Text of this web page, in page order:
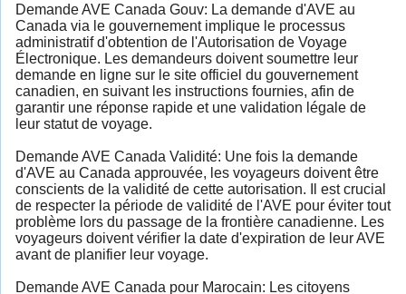
Demande AVE Canada Gouv: La demande d'AVE au
Canada via le gouvernement implique le processus
administratif d'obtention de l'Autorisation de Voyage
Électronique. Les demandeurs doivent soumettre leur
demande en ligne sur le site officiel du gouvernement
canadien, en suivant les instructions fournies, afin de
garantir une réponse rapide et une validation légale de
leur statut de voyage.
Demande AVE Canada Validité: Une fois la demande
d'AVE au Canada approuvée, les voyageurs doivent être
conscients de la validité de cette autorisation. Il est crucial
de respecter la période de validité de l'AVE pour éviter tout
problème lors du passage de la frontière canadienne. Les
voyageurs doivent vérifier la date d'expiration de leur AVE
avant de planifier leur voyage.
Demande AVE Canada pour Marocain: Les citoyens